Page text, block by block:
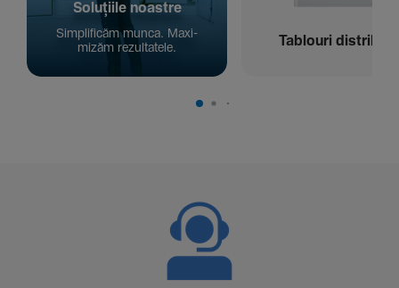
Solu­țiile noastre
Simpli­ficăm munca. Maxi­
mizăm rezul­ta­tele.
Tablouri